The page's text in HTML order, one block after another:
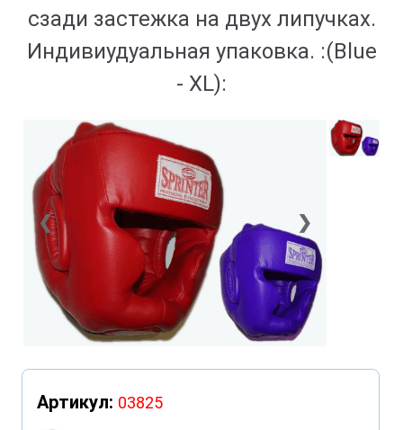
сзади застежка на двух липучках.
Индивиудуальная упаковка. :(Blue
- ХL):
❮ ❯
Артикул: 03825